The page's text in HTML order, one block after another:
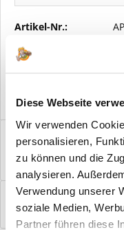
Diese Webseite
Wir verwenden
personalisieren,
zu können und die
analysieren.
Verwendung unserer
soziale Medien,
Partner führen diese
Artikel-Nr.:
Vorteile
Windfangelemente
einbaufertig bestellen.
Bewertungen
0
Bewertungen lesen,